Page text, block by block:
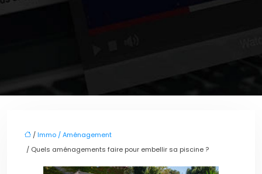
/Immo / Aménagement
/ Quels aménagements faire pour embellir sa piscine ?